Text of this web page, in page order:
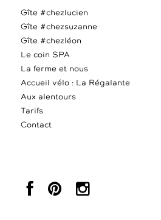
Gîte #chezlucien
Gîte #chezsuzanne
Gîte #chezléon
Le coin SPA
La ferme et nous
Accueil vélo : La Régalante
Aux alentours
Tarifs
Contact